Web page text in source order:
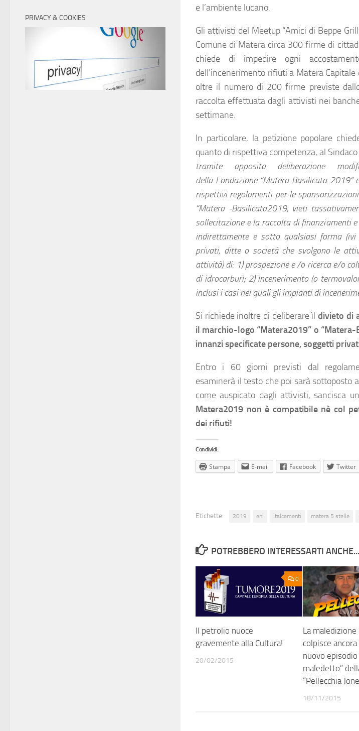
e l’ambiente lucano.
Gli attivisti del Meetup “Amici di Beppe
Comune di Matera circa 300 firme di
chiede di impedire ogni
dell’incenerimento rifiuti a Matera
oltre il numero di 200 firme previste
raccolta effettuata dagli attivisti nei
settimane.
In particolare, la petizione popolare
quanto di rispettiva competenza, al
tramite apposita deliberazione
della Fondazione “Matera-Basilicata
rispettivi regolamenti per le
“Matera -Basilicata2019, vieti
sollecitazione e la raccolta di finanziamenti
indirettamente e sotto qualsiasi forma
privati, ditte o società che svolgono le
attività) di: 1) prospezione e /o ricerca e/o
di idrocarburi; 2) incenerimento (o
inclusi i casi nei quali gli impianti di
Si richiede inoltre di deliberare ìldivieto di
il marchio-logo “Matera2019” o
innanzi specificate persone, soggetti
Entro i 60 giorni previsti dal
esaminerà il testo che poi sarà sottoposto
come auspicato dagli attivisti, sancisca
Matera2019 non è compatibile nè col
dei rifiuti!
Condividi:
Stampa E-mail Facebook Twitter
Etichette: 2019 eni italcementi matera 5 stelle
POTREBBERO INTERESSARTI ANCHE...
0
Il petrolio nuoce
gravemente alla Cultura!
20/02/2015
La
colpisce
nuovo episodio
maledetto”
“Pellecchia
18/11/2015
PRIVACY & COOKIES